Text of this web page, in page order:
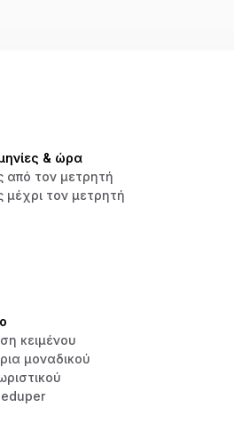
& ώρα
από τον μετρητή
μέχρι τον μετρητή
κειμένου
μοναδικού